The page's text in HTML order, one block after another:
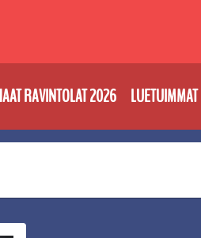
RAVINTOLAT 2026 LUETUIMMAT